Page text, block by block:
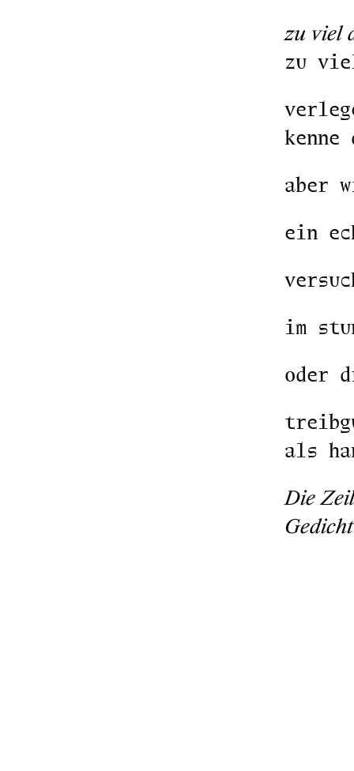
zu viel
zu
kenne
aber
ein
im
oder
als
Die